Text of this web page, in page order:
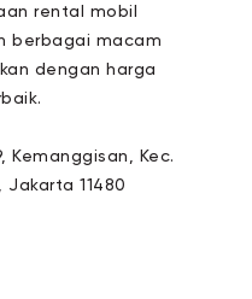
rental mobil
berbagai macam
dengan harga
Kemanggisan, Kec.
11480